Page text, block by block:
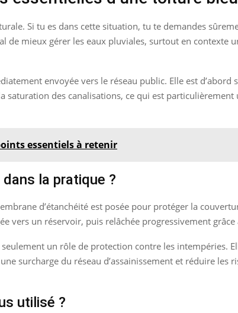
Si tu es dans cette situation, tu te demandes
de mieux gérer les eaux pluviales, surtout en contexte
envoyée vers le réseau public. Elle est
des canalisations, ce qui est
essentiels à retenir
la pratique ?
d’étanchéité est posée pour protéger la
vers un réservoir, puis relâchée progressivement
un rôle de protection contre les intempéries.
surcharge du réseau d’assainissement et réduire les
utilisé ?